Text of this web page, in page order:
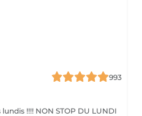
993
!!!! NON STOP DU LUNDI